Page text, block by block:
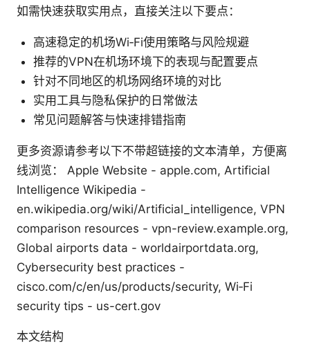
如需快速获取实用点，直接关注以下要点：
高速稳定的机场Wi‑Fi使用策略与风险规避
推荐的VPN在机场环境下的表现与配置要点
针对不同地区的机场网络环境的对比
实用工具与隐私保护的日常做法
常见问题解答与快速排错指南
更多资源请参考以下不带超链接的文本清单，方便离
线浏览： Apple Website - apple.com, Artificial
Intelligence Wikipedia -
en.wikipedia.org/wiki/Artificial_intelligence, VPN
comparison resources - vpn-review.example.org,
Global airports data - worldairportdata.org,
Cybersecurity best practices -
cisco.com/c/en/us/products/security, Wi‑Fi
security tips - us-cert.gov
本文结构